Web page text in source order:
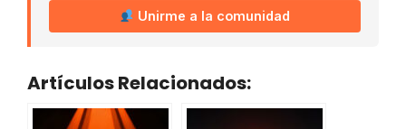
Unirme a la comunidad
Artículos Relacionados: